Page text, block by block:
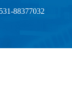
88377032